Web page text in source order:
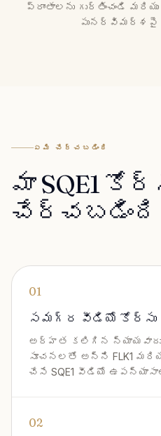
ప్రాంతాలను గుర్తించండి
పునర్విమర్శపై
ఏమి చేర్చబడింది
మా SQE1
చేర్చబడింది
01
సమగ్ర వీడియో కోర్సు
అర్హత కలిగిన న్యాయవాదుల
సూచనలతో అన్ని FLK1
చేసే SQE1 వీడియో
02